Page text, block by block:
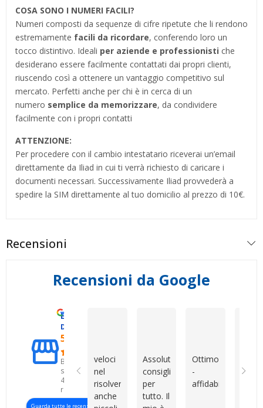
COSA SONO I NUMERI FACILI?
Numeri composti da sequenze di cifre ripetute che li rendono
estremamente facili da ricordare, conferendo loro un
tocco distintivo. Ideali per aziende e professionisti che
desiderano essere facilmente contattati dai propri clienti,
riuscendo così a ottenere un vantaggio competitivo sul
mercato. Perfetti anche per chi è in cerca di un
numero semplice da memorizzare, da condividere
facilmente con i propri contatti
ATTENZIONE:
Per procedere con il cambio intestatario riceverai un’email
direttamente da Iliad in cui ti verrà richiesto di caricare i
documenti necessari. Successivamente Iliad provvederà a
spedire la SIM direttamente al tuo domicilio al prezzo di 10€.
Recensioni
Recensioni da Google
Eccellente
5.0
Basato
su
427
recensioni
Guarda tutte le recensioni
veloci
nel
risolvere
anche
Assolutamente
consigliati
per
tutto. Il
Ottimo
-
affidabile
facile